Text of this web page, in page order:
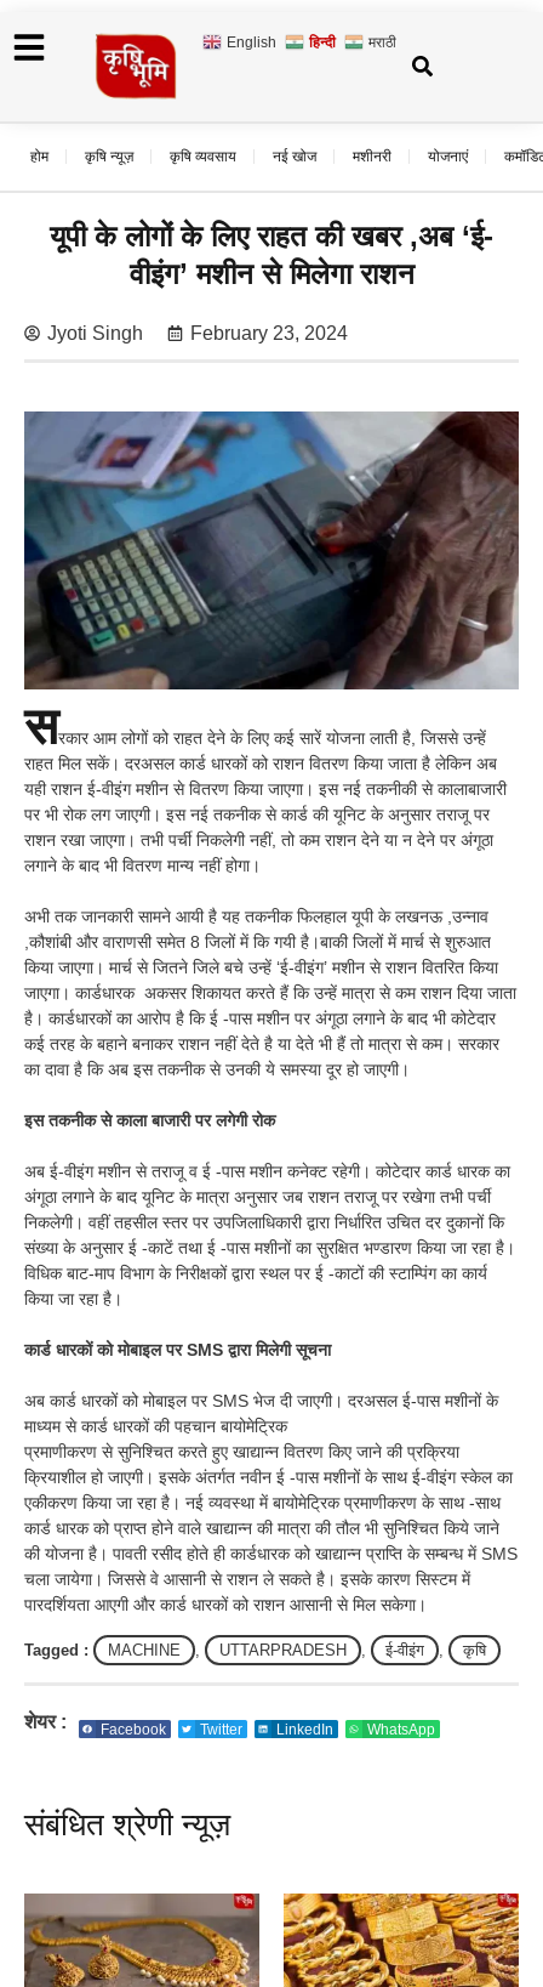
English हिन्दी मराठी
होम कृषि न्यूज़ कृषि व्यवसाय नई खोज मशीनरी योजनाएं
यूपी के लोगों के लिए राहत की खबर ,अब ‘ई-
वीइंग’ मशीन से मिलेगा राशन
Jyoti Singh February 23, 2024
सरकार आम लोगों को राहत देने के लिए कई सारें योजना लाती है, जिससे उन्हें
राहत मिल सकें। दरअसल कार्ड धारकों को राशन वितरण किया जाता है लेकिन अब
यही राशन ई-वीइंग मशीन से वितरण किया जाएगा। इस नई तकनीकी से कालाबाजारी
पर भी रोक लग जाएगी। इस नई तकनीक से कार्ड की यूनिट के अनुसार तराजू पर
राशन रखा जाएगा। तभी पर्ची निकलेगी नहीं, तो कम राशन देने या न देने पर अंगूठा
लगाने के बाद भी वितरण मान्य नहीं होगा।
अभी तक जानकारी सामने आयी है यह तकनीक फिलहाल यूपी के लखनऊ ,उन्नाव
,कौशांबी और वाराणसी समेत 8 जिलों में कि गयी है।बाकी जिलों में मार्च से शुरुआत
किया जाएगा। मार्च से जितने जिले बचे उन्हें ‘ई-वीइंग’ मशीन से राशन वितरित किया
जाएगा। कार्डधारक अकसर शिकायत करते हैं कि उन्हें मात्रा से कम राशन दिया जाता
है। कार्डधारकों का आरोप है कि ई -पास मशीन पर अंगूठा लगाने के बाद भी कोटेदार
कई तरह के बहाने बनाकर राशन नहीं देते है या देते भी हैं तो मात्रा से कम। सरकार
का दावा है कि अब इस तकनीक से उनकी ये समस्या दूर हो जाएगी।
इस तकनीक से काला बाजारी पर लगेगी रोक
अब ई-वीइंग मशीन से तराजू व ई -पास मशीन कनेक्ट रहेगी। कोटेदार कार्ड धारक का
अंगूठा लगाने के बाद यूनिट के मात्रा अनुसार जब राशन तराजू पर रखेगा तभी पर्ची
निकलेगी। वहीं तहसील स्तर पर उपजिलाधिकारी द्वारा निर्धारित उचित दर दुकानों कि
संख्या के अनुसार ई -काटें तथा ई -पास मशीनों का सुरक्षित भण्डारण किया जा रहा है।
विधिक बाट-माप विभाग के निरीक्षकों द्वारा स्थल पर ई -काटों की स्टाम्पिंग का कार्य
किया जा रहा है।
कार्ड धारकों को मोबाइल पर SMS द्वारा मिलेगी सूचना
अब कार्ड धारकों को मोबाइल पर SMS भेज दी जाएगी। दरअसल ई-पास मशीनों के
माध्यम से कार्ड धारकों की पहचान बायोमेट्रिक
प्रमाणीकरण से सुनिश्चित करते हुए खाद्यान्न वितरण किए जाने की प्रक्रिया
क्रियाशील हो जाएगी। इसके अंतर्गत नवीन ई -पास मशीनों के साथ ई-वीइंग स्केल का
एकीकरण किया जा रहा है। नई व्यवस्था में बायोमेट्रिक प्रमाणीकरण के साथ -साथ
कार्ड धारक को प्राप्त होने वाले खाद्यान्न की मात्रा की तौल भी सुनिश्चित किये जाने
की योजना है। पावती रसीद होते ही कार्डधारक को खाद्यान्न प्राप्ति के सम्बन्ध में SMS
चला जायेगा। जिससे वे आसानी से राशन ले सकते है। इसके कारण सिस्टम में
पारदर्शियता आएगी और कार्ड धारकों को राशन आसानी से मिल सकेगा।
Tagged : MACHINE , UTTARPRADESH , ई-वीइंग , कृषि
शेयर : Facebook Twitter LinkedIn WhatsApp
संबंधित श्रेणी न्यूज़